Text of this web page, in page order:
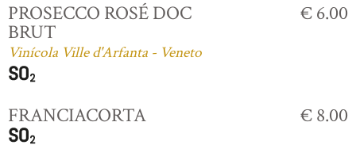
PROSECCO ROSÉ DOC
BRUT
Vinícola Ville d'Arfanta - Veneto
€ 6.00
FRANCIACORTA € 8.00